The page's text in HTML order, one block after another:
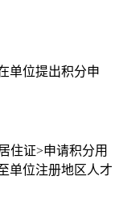
单位提出积分申
住证>申请积分用
单位注册地区人才